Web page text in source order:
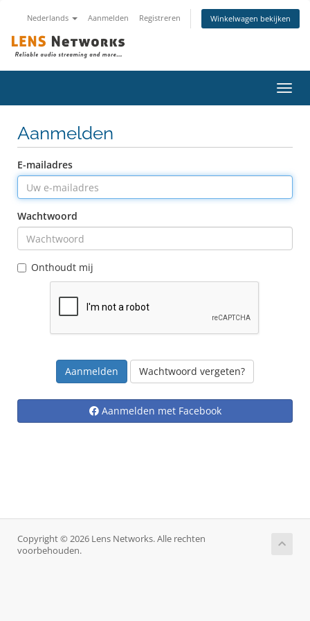
Nederlands Aanmelden Registreren Winkelwagen bekijken
in-/
Aanmelden
E-mailadres
Wachtwoord
Onthoudt mij
Wachtwoord vergeten?
Aanmelden met Facebook
Copyright © 2026 Lens Networks. Alle rechten
voorbehouden.